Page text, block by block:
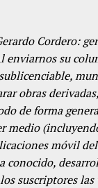
Cordero:
enviarnos su
obras
de forma
móvil
conocido,
suscriptores